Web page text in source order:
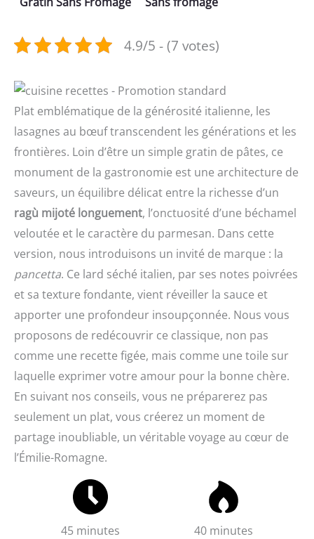
4.9/5 - (7 votes)
Plat emblématique de la générosité italienne, les
lasagnes au bœuf transcendent les générations et les
frontières. Loin d’être un simple gratin de pâtes, ce
monument de la gastronomie est une architecture de
saveurs, un équilibre délicat entre la richesse d’un
ragù mijoté longuement, l’onctuosité d’une béchamel
veloutée et le caractère du parmesan. Dans cette
version, nous introduisons un invité de marque : la
pancetta. Ce lard séché italien, par ses notes poivrées
et sa texture fondante, vient réveiller la sauce et
apporter une profondeur insoupçonnée. Nous vous
proposons de redécouvrir ce classique, non pas
comme une recette figée, mais comme une toile sur
laquelle exprimer votre amour pour la bonne chère.
En suivant nos conseils, vous ne préparerez pas
seulement un plat, vous créerez un moment de
partage inoubliable, un véritable voyage au cœur de
l’Émilie-Romagne.
45 minutes 40 minutes